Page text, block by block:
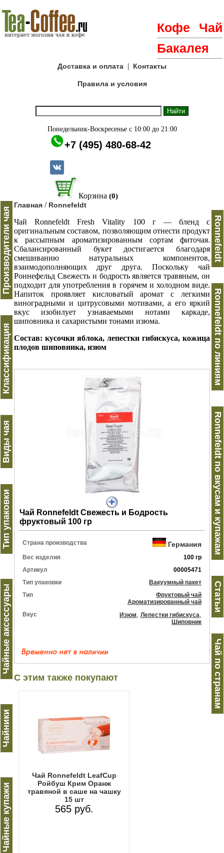
Кофе
Чай
Бакалея
Доставка и оплата | Контакты
Правила и условия
Понедельник-Воскресенье с 10:00 до 21:00
+7 (495) 480-68-42
Корзина (0)
Производители чая
Классификация
Виды чая
Тип упаковки
Чайные аксессуары
Чайники
Чайные купажи
Главная / Ronnefeldt
Чай Ronnefeldt Fresh Vitality 100 г — бленд с
оригинальным составом, позволяющим отнести продукт
к рассыпным ароматизированным сортам фиточая.
Сбалансированный букет достигается благодаря
смешиванию натуральных компонентов,
взаимодополняющих друг друга. Поскольку чай
Роннефельд Свежесть и бодрость является травяным, он
подходит для употребления в горячем и холодном виде.
Напиток проявляет кисловатый аромат с легкими
виноградными и цитрусовыми мотивами, а его яркий
вкус изобилует узнаваемыми нотами каркаде,
шиповника и сахаристыми тонами изюма.
Состав: кусочки яблока, лепестки гибискуса, кожица
плодов шиповника, изюм
Чай Ronnefeldt Свежесть и Бодрость
фруктовый 100 гр
Страна производства Германия
Вес изделия
100 гр
Артикул
00005471
Тип упаковки
Вакуумный пакет
Тип
Фруктовый чай
Ароматизированный чай
Вкус
Изюм, Лепестки гибискуса,
Шиповник
С этим также покупают
Чай Ronnefeldt LeafCup
Ройбуш Крим Оранж
травяной в саше на чашку
15 шт
565 руб.
Ronnefeldt
Ronnefeldt по линиям
Ronnefeldt по вкусам и купажам
Статьи
Чай по странам